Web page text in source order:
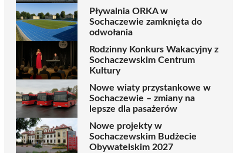
Pływalnia ORKA w
Sochaczewie zamknięta do
odwołania
Rodzinny Konkurs Wakacyjny z
Sochaczewskim Centrum
Kultury
Nowe wiaty przystankowe w
Sochaczewie – zmiany na
lepsze dla pasażerów
Nowe projekty w
Sochaczewskim Budżecie
Obywatelskim 2027